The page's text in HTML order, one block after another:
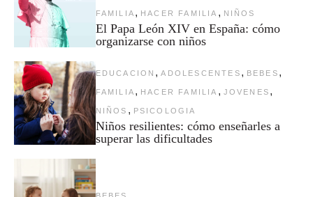
FAMILIA , HACER FAMILIA , NIÑOS
El Papa León XIV en España: cómo
organizarse con niños
EDUCACION , ADOLESCENTES , BEBES ,
FAMILIA , HACER FAMILIA , JOVENES ,
NIÑOS , PSICOLOGIA
Niños resilientes: cómo enseñarles a
superar las dificultades